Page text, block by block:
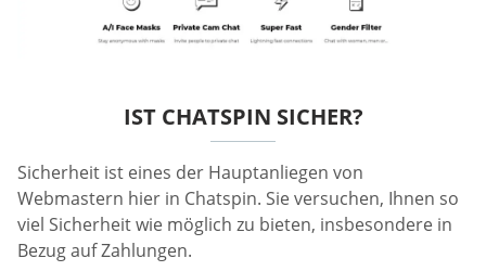
IST CHATSPIN SICHER?
Sicherheit ist eines der Hauptanliegen von
Webmastern hier in Chatspin. Sie versuchen, Ihnen so
viel Sicherheit wie möglich zu bieten, insbesondere in
Bezug auf Zahlungen.